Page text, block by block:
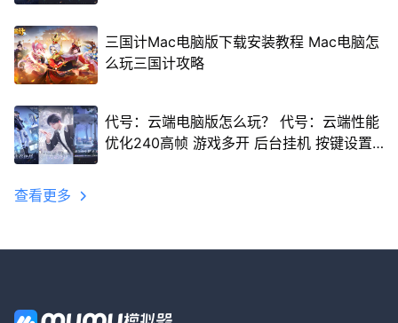
三国计Mac电脑版下载安装教程 Mac电脑怎
么玩三国计攻略
代号：云端电脑版怎么玩？ 代号：云端性能
优化240高帧 游戏多开 后台挂机 按键设置
查看更多